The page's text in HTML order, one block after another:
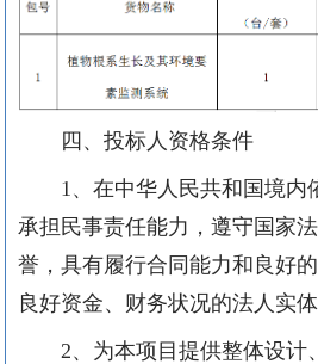
四、投标人资格条件
1、在中华人民共和国境内
承担民事责任能力，遵守国家
誉，具有履行合同能力和良好
良好资金、财务状况的法人实体
2、为本项目提供整体设计